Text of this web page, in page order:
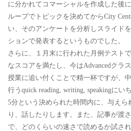
に分かれてコマーシャルを作成した後
ループでトピックを決めてからCity
い、そのアンケートを分析しスライド
ションで発表するというものでした。
さらに、１月末に行われた月例テスト
なスコアを満たし、今はAdvancedクラ
授業に追い付くことで精一杯ですが、
行うquick reading, writing, speakingにい
5分という決められた時間内に、与えら
り、話したりします。また、記事が渡
で、どのくらいの速さで読めるか試さ